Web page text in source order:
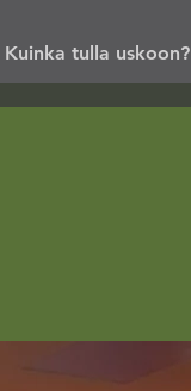
Kuinka tulla uskoon?